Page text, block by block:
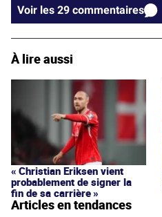
Voir les 29 commentaires
À lire aussi
« Christian Eriksen vient
probablement de signer la
fin de sa carrière »
Articles en tendances